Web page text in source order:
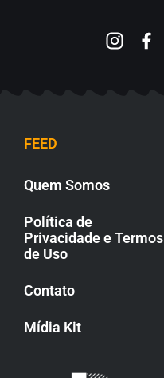
FEED
Quem Somos
Política de
Privacidade e Termos
de Uso
Contato
Mídia Kit